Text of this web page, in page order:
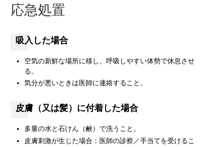
応急処置
吸入した場合
空気の新鮮な場所に移し、呼吸しやすい体勢で休息させ
る。
気分が悪いときは医師に連絡すること。
皮膚（又は髪）に付着した場合
多量の水と石けん（鹸）で洗うこと。
皮膚刺激が生じた場合：医師の診察／手当てを受けるこ